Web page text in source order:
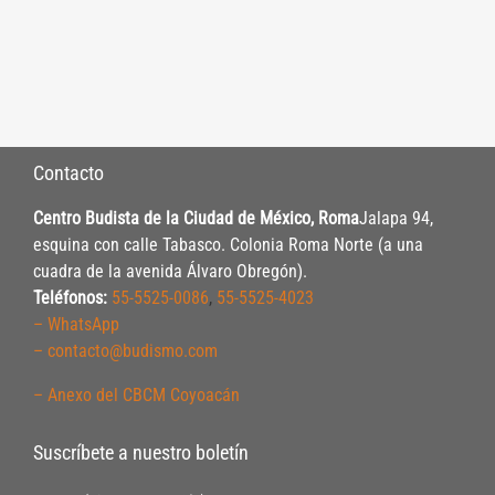
Contacto
Centro Budista de la Ciudad de México, RomaJalapa 94,
esquina con calle Tabasco. Colonia Roma Norte (a una
cuadra de la avenida Álvaro Obregón).
Teléfonos: 55-5525-0086, 55-5525-4023
– WhatsApp
– contacto@budismo.com
– Anexo del CBCM Coyoacán
Suscríbete a nuestro boletín